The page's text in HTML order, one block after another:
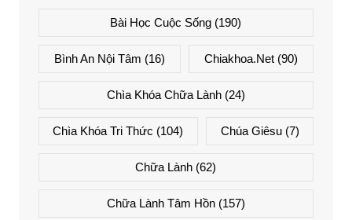
Bài Học Cuộc Sống (190)
Bình An Nội Tâm (16) Chiakhoa.net (90)
Chìa Khóa Chữa Lành(24)
Chìa Khóa Tri Thức (104) Chúa Giêsu(7)
Chữa Lành (62)
Chữa Lành Tâm Hồn(157)